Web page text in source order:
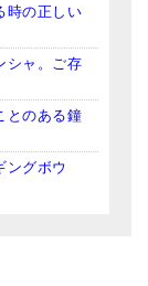
時の正しい
シャ。ご存
とのある鐘
ングボウ